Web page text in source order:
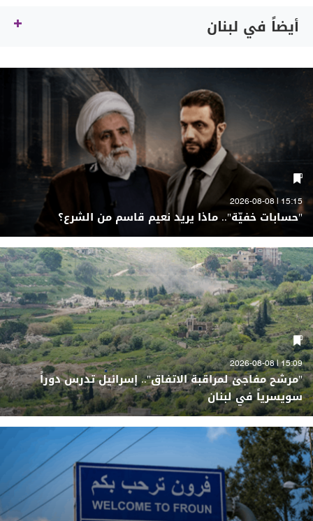
أيضاً في لبنان
15:15 | 2026-08-08
"حسابات خفيّة".. ماذا يريد نعيم قاسم من الشرع؟
15:09 | 2026-08-08
"مرشح مفاجئ لمراقبة الاتفاق".. إسرائيل تدرس دوراً
سويسرياً في لبنان